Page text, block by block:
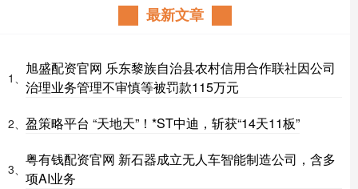
最新文章
1、
旭盛配资官网 乐东黎族自治县农村信用合作联社因公司
治理业务管理不审慎等被罚款115万元
2、 盈策略平台 “天地天”！*ST中迪，斩获“14天11板”
3、
粤有钱配资官网 新石器成立无人车智能制造公司，含多
项AI业务